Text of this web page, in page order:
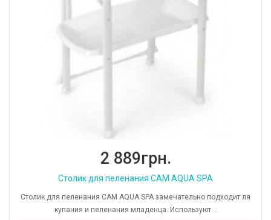
2 889грн.
Столик для пеленания CAM AQUA SPA
Столик для пеленания CAM AQUA SPA замечательно подходит ля
купания и пеленания младенца. Используют ..